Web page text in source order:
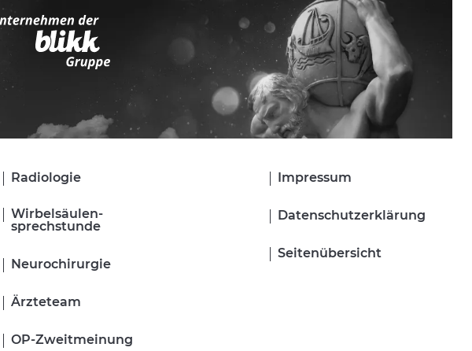
Navigation
Radiologie
Wirbelsäulen­
sprechstunde
Neurochirurgie
Ärzteteam
OP-­Zweitmeinung
Navigation
Impressum
Datenschutzerklärung
Seitenübersicht